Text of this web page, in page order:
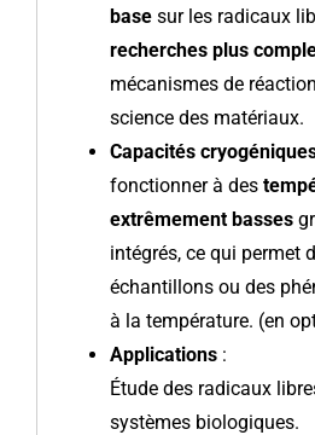
basesur les radicaux
recherches plus
mécanismes de
science des matériaux.
Capacités
fonctionner à des
extrêmement basses
intégrés, ce qui permet
échantillons ou des
à la température. (en
Applications:
Étude des radicaux
systèmes biologiques.